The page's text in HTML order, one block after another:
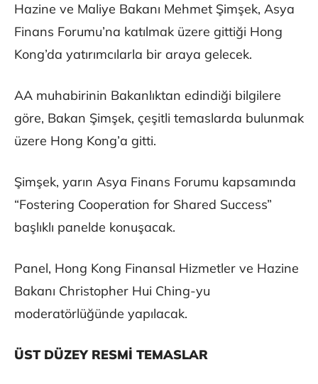
Hazine ve Maliye Bakanı Mehmet Şimşek, Asya
Finans Forumu’na katılmak üzere gittiği Hong
Kong’da yatırımcılarla bir araya gelecek.
AA muhabirinin Bakanlıktan edindiği bilgilere
göre, Bakan Şimşek, çeşitli temaslarda bulunmak
üzere Hong Kong’a gitti.
Şimşek, yarın Asya Finans Forumu kapsamında
“Fostering Cooperation for Shared Success”
başlıklı panelde konuşacak.
Panel, Hong Kong Finansal Hizmetler ve Hazine
Bakanı Christopher Hui Ching-yu
moderatörlüğünde yapılacak.
ÜST DÜZEY RESMİ TEMASLAR